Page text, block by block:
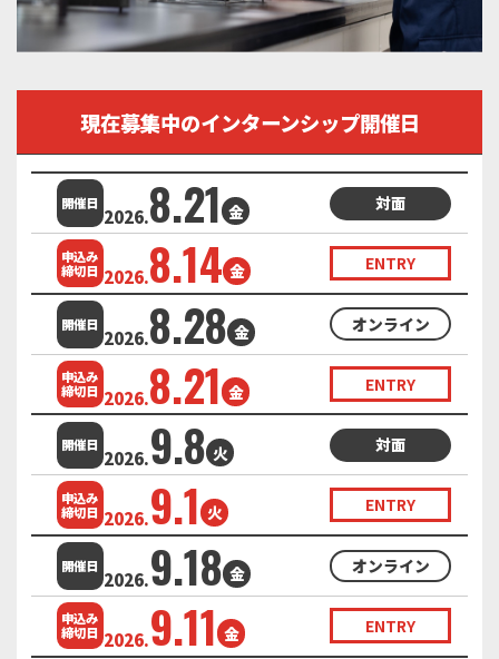
現在募集中のインターンシップ開催日
開催日
2026.8.21 金 対面
申込み
締切日 2026.8.14 金 ENTRY
開催日
2026.8.28 金 オンライン
申込み
締切日 2026.8.21 金 ENTRY
開催日
2026.9.8 火 対面
申込み
締切日 2026.9.1 火 ENTRY
開催日
2026.9.18 金 オンライン
申込み
締切日 2026.9.11 金 ENTRY